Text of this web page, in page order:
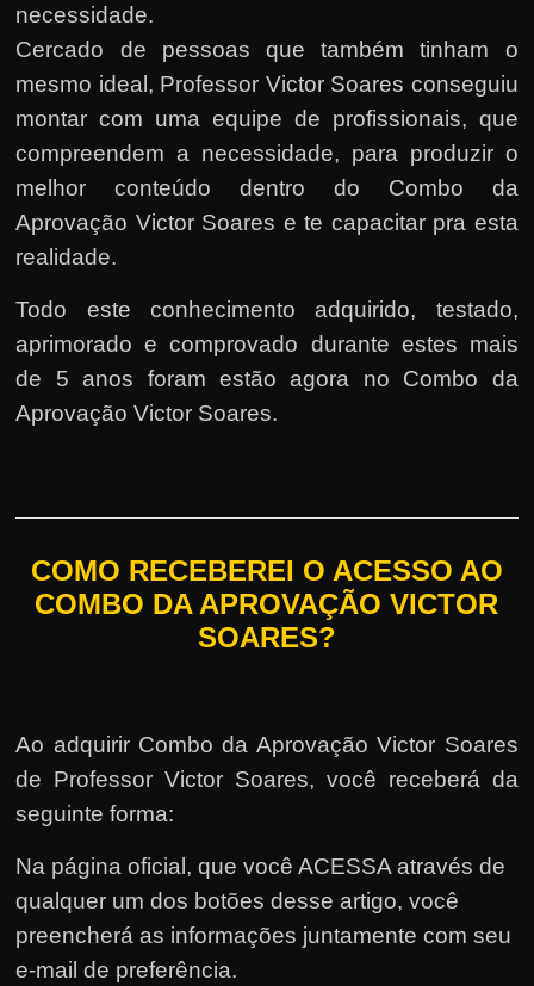
necessidade.
Cercado de pessoas que também tinham o
mesmo ideal, Professor Victor Soares conseguiu
montar com uma equipe de profissionais, que
compreendem a necessidade, para produzir o
melhor conteúdo dentro do Combo da
Aprovação Victor Soares e te capacitar pra esta
realidade.
Todo este conhecimento adquirido, testado,
aprimorado e comprovado durante estes mais
de 5 anos foram estão agora no Combo da
Aprovação Victor Soares.
COMO RECEBEREI O ACESSO AO
COMBO DA APROVAÇÃO VICTOR
SOARES?
Ao adquirir Combo da Aprovação Victor Soares
de Professor Victor Soares, você receberá da
seguinte forma:
Na página oficial, que você ACESSA através de
qualquer um dos botões desse artigo, você
preencherá as informações juntamente com seu
e-mail de preferência.